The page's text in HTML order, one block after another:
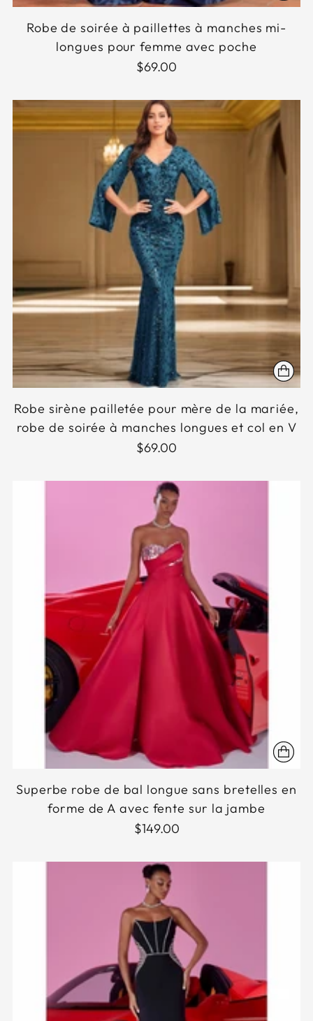
Robe de soirée à paillettes à manches mi-
longues pour femme avec poche
$69.00
Robe sirène pailletée pour mère de la mariée,
robe de soirée à manches longues et col en V
$69.00
Superbe robe de bal longue sans bretelles en
forme de A avec fente sur la jambe
$149.00